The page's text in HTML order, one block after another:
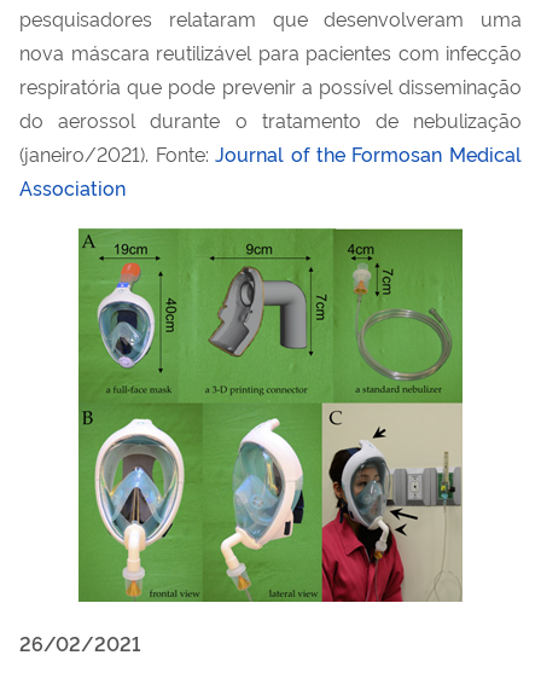
pesquisadores relataram que desenvolveram uma
nova máscara reutilizável para pacientes com infecção
respiratória que pode prevenir a possível disseminação
do aerossol durante o tratamento de nebulização
(janeiro/2021). Fonte:Journal of the Formosan Medical
Association
26/02/2021